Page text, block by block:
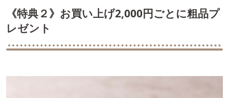
《特典２》お買い上げ2,000円ごとに粗品プ
レゼント